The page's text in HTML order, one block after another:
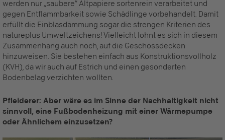
werden nur „saubere“ Altpapiere sortenrein verarbeitet und
gegen Entflammbarkeit sowie Schädlinge vorbehandelt. Damit
erfüllt die Einblasdämmung sogar die strengen Kriterien des
natureplus Umweltzeichens! Vielleicht lohnt es sich in diesem
Zusammenhang auch noch, auf die Geschossdecken
hinzuweisen. Sie bestehen einfach aus Konstruktionsvollholz
(KVH), da wir auch auf Estrich und einen gesonderten
Bodenbelag verzichten wollten.
Pfleiderer: Aber wäre es im Sinne der Nachhaltigkeit nicht
sinnvoll, eine Fußbodenheizung mit einer Wärmepumpe
oder Ähnlichem einzusetzen?